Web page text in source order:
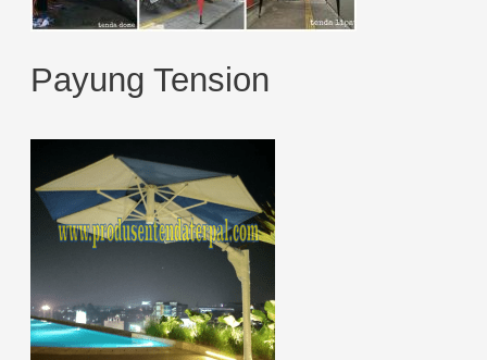
Payung Tension